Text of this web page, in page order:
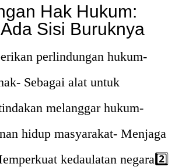
Hak Hukum:
Sisi Buruknya
perlindungan hukum-
Sebagai alat untuk
melanggar hukum-
hidup masyarakat- Menjaga
kedaulatan negara2️⃣